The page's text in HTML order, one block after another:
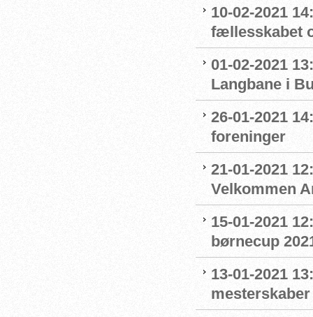
10-02-2021
fællesskabet
01-02-2021
Langbane i
26-01-2021
foreninger
21-01-2021
Velkommen
15-01-2021
børnecup
13-01-2021
mesterskaber